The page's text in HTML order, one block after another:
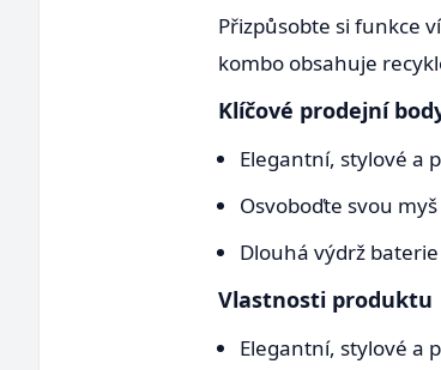
Přizpůsobte si funkce
kombo obsahuje
Klíčové prodejní
Elegantní, stylové a
Osvoboďte svou myš
Dlouhá výdrž baterie
Vlastnosti produktu
Elegantní, stylové a